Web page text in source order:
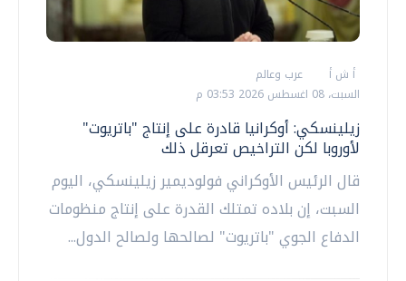
أ ش أ
عرب وعالم
السبت، 08 اغسطس 2026 03:53 م
زيلينسكي: أوكرانيا قادرة على إنتاج "باتريوت"
لأوروبا لكن التراخيص تعرقل ذلك
قال الرئيس الأوكراني فولوديمير زيلينسكي، اليوم
السبت، إن بلاده تمتلك القدرة على إنتاج منظومات
الدفاع الجوي "باتريوت" لصالحها ولصالح الدول...